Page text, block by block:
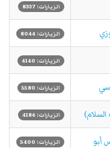
الزيارات: 8337
الزيارات: 8044
الزيارات: 4140
الزيارات: 5580
الزيارات: 4186
أبو
الزيارات: 5400